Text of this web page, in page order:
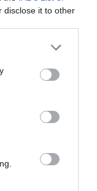
disclose it to other
or more Google
You may click to
party tags to
in below Google
olyan
a
autós
torlódásba
hogy a
belénk.